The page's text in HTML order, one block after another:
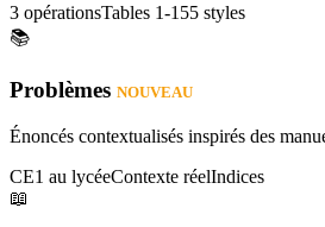
3 opérationsTables 1-155 styles
📚
Problèmes NOUVEAU
Énoncés contextualisés inspirés des
CE1 au lycéeContexte réelIndices
📖